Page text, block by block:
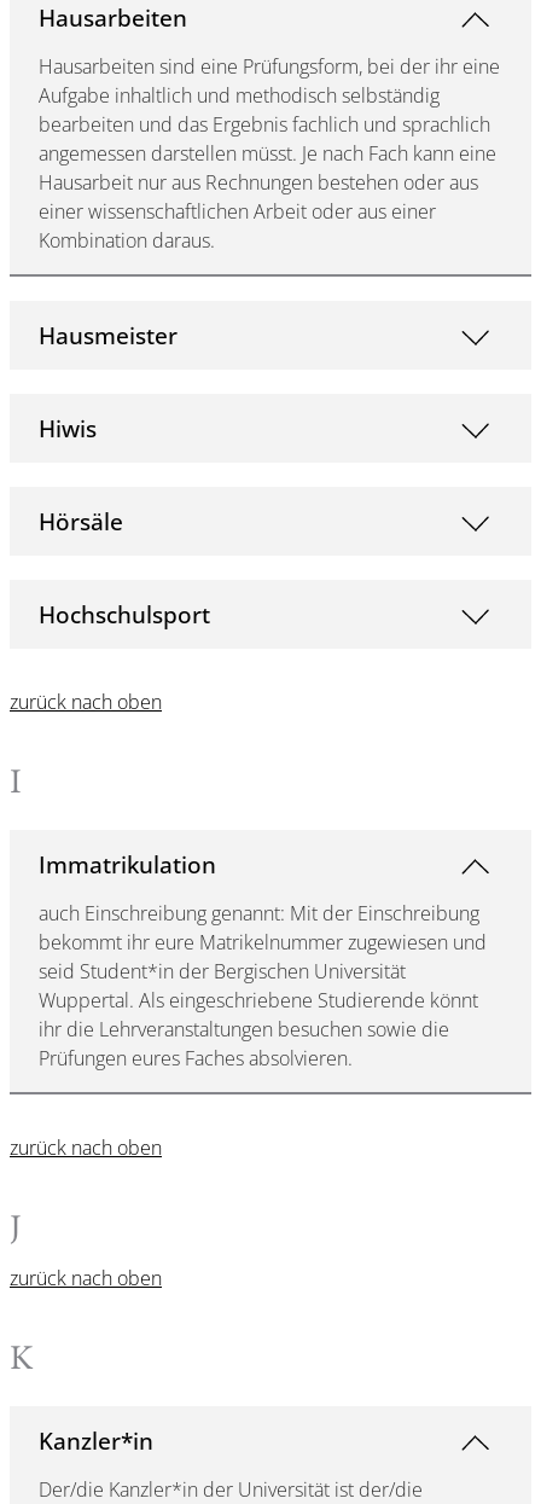
Hausarbeiten
Hausarbeiten sind eine Prüfungsform, bei der ihr eine
Aufgabe inhaltlich und methodisch selbständig
bearbeiten und das Ergebnis fachlich und sprachlich
angemessen darstellen müsst. Je nach Fach kann eine
Hausarbeit nur aus Rechnungen bestehen oder aus
einer wissenschaftlichen Arbeit oder aus einer
Kombination daraus.
Hausmeister
Hiwis
Hörsäle
Hochschulsport
zurück nach oben
I
Immatrikulation
auch Einschreibung genannt: Mit der Einschreibung
bekommt ihr eure Matrikelnummer zugewiesen und
seid Student*in der Bergischen Universität
Wuppertal. Als eingeschriebene Studierende könnt
ihr die Lehrveranstaltungen besuchen sowie die
Prüfungen eures Faches absolvieren.
zurück nach oben
J
zurück nach oben
K
Kanzler*in
Der/die Kanzler*in der Universität ist der/die